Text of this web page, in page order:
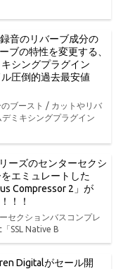
音のリバーブ成分の
ブの特性を変更する、
シングプラグイン
圧倒的過去最安値
のブースト / カットやリバ
ミキシングプラグイン
ーズのセンターセクシ
エミュレートした
Compressor 2」が
！！
セクションバスコンプレ
SSL Native B
Digitalがセール開